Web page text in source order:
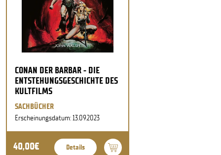
CONAN DER BARBAR - DIE
ENTSTEHUNGSGESCHICHTE DES
KULTFILMS
SACHBÜCHER
Erscheinungsdatum: 13.09.2023
40,00€ Details